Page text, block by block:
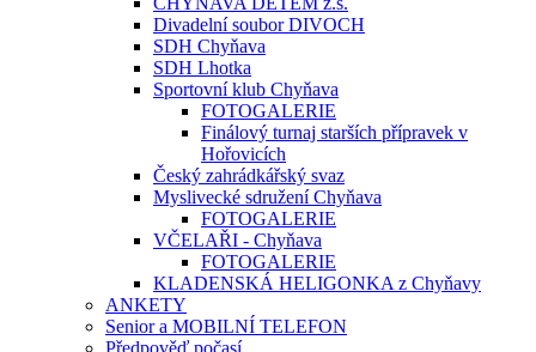
Divadelní soubor DIVOCH
SDH Chyňava
SDH Lhotka
Sportovní klub Chyňava
FOTOGALERIE
Finálový turnaj starších přípravek v
Hořovicích
Český zahrádkářský svaz
Myslivecké sdružení Chyňava
FOTOGALERIE
VČELAŘI - Chyňava
FOTOGALERIE
KLADENSKÁ HELIGONKA z Chyňavy
ANKETY
Senior a MOBILNÍ TELEFON
Předpověď počasí